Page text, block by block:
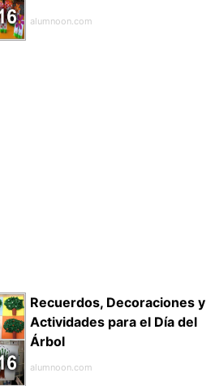
alumnoon.com
Recuerdos, Decoraciones y
Actividades para el Día del
Árbol
alumnoon.com